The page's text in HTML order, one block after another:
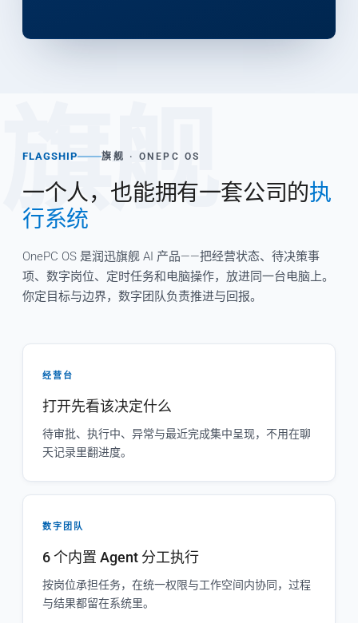
旗舰
FLAGSHIP 旗舰 · ONEPC OS
一个人，也能拥有一套公司的执
行系统
OnePC OS 是润迅旗舰 AI 产品——把经营状态、待决策事
项、数字岗位、定时任务和电脑操作，放进同一台电脑上。
你定目标与边界，数字团队负责推进与回报。
经营台
打开先看该决定什么
待审批、执行中、异常与最近完成集中呈现，不用在聊
天记录里翻进度。
数字团队
6 个内置 Agent 分工执行
按岗位承担任务，在统一权限与工作空间内协同，过程
与结果都留在系统里。